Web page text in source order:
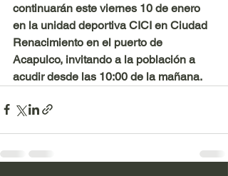
continuarán este viernes 10 de enero
en la unidad deportiva CICI en Ciudad
Renacimiento en el puerto de
Acapulco, invitando a la población a
acudir desde las 10:00 de la mañana.